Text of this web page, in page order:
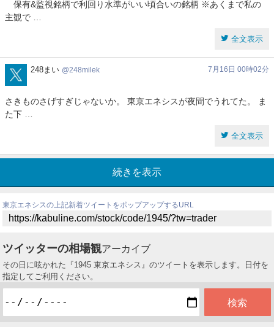
保有&監視銘柄で利回り水準がいい頃合いの銘柄 ※あくまで私の
主観で …
全文表示
248milek
248まい 248milek 7月16日 00時02分
さきものさげすぎじゃないか。 東京エネシスが夜間でうれてた。 ま
た下 …
全文表示
続きを表示
東京エネシスの上記新着ツイートをポップアップするURL
ツイッターの相場観アーカイブ
その日に呟かれた『1945 東京エネシス』のツイートを表示します。日付を
指定してご利用ください。